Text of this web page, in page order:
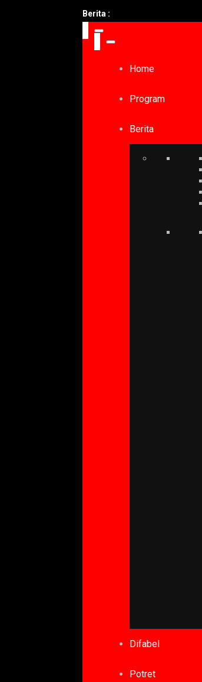
Berita :
Home
Program
Berita
Difabel
Potret